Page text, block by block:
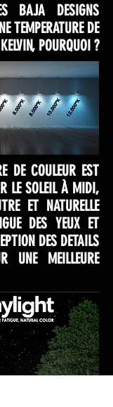
BAJA DESIGNS
TEMPERATURE DE
POURQUOI ?
DE COULEUR EST
LE SOLEIL À MIDI,
ET NATURELLE
DES YEUX ET
DES DETAILS
UNE MEILLEURE